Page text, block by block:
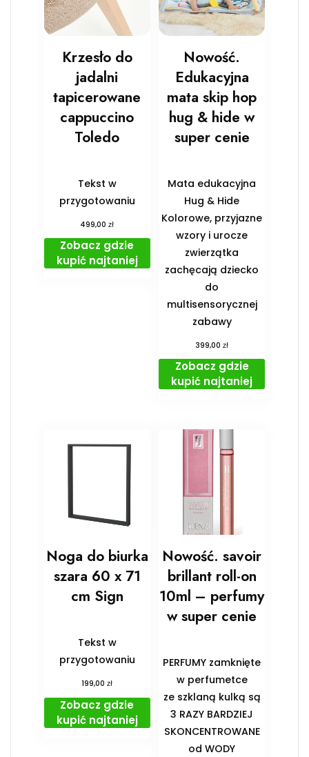
Krzesło do
jadalni
tapicerowane
cappuccino
Toledo
Tekst w
przygotowaniu
499,00zł
Zobacz gdzie
kupić najtaniej
Nowość.
Edukacyjna
mata skip hop
hug & hide w
super cenie
Mata edukacyjna
Hug & Hide
Kolorowe, przyjazne
wzory i urocze
zwierzątka
zachęcają dziecko
do
multisensorycznej
zabawy
399,00zł
Zobacz gdzie
kupić najtaniej
Noga do biurka
szara 60 x 71
cm Sign
Tekst w
przygotowaniu
199,00zł
Zobacz gdzie
kupić najtaniej
Nowość. savoir
brillant roll-on
10ml – perfumy
w super cenie
PERFUMY zamknięte
w perfumetce
ze szklaną kulką są
3 RAZY BARDZIEJ
SKONCENTROWANE
od WODY